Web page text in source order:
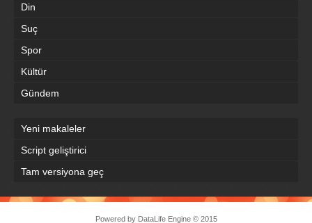
Din
Suç
Spor
Kültür
Gündem
Yeni makaleler
Script geliştirici
Tam versiyona geç
Powered by DataLife Engine© 2015